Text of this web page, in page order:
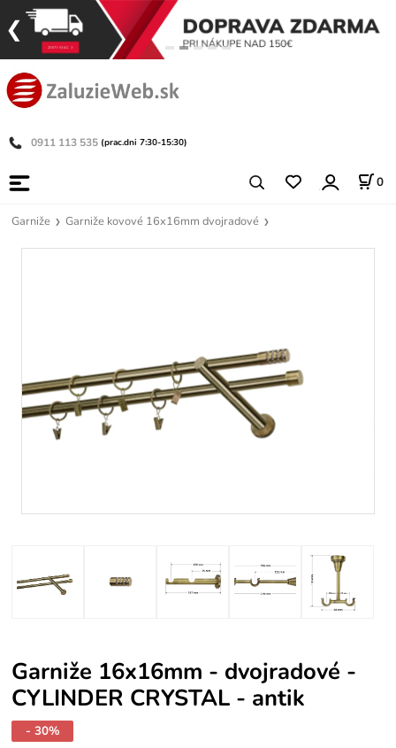
0911 113 535 (prac.dni 7:30-15:30)
0
Garniže Garniže kovové 16x16mm dvojradové
Garniže 16x16mm - dvojradové -
CYLINDER CRYSTAL - antik
- 30%